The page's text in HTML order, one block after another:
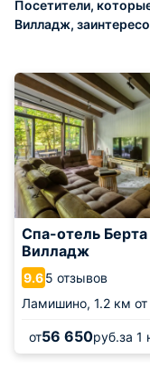
Посетители,
Вилладж,
Спа-отель Берта
Вилладж
9.65 отзывов
Ламишино, 1.2 км
от56 650руб.за 1